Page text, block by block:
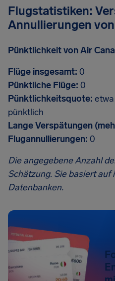
Flugstatistiken:
Annullierungen
Pünktlichkeit von Air
Flüge insgesamt: 0
Pünktliche Flüge: 0
Pünktlichkeitsquote:
pünktlich
Lange Verspätungen
Flugannullierungen: 0
Die angegebene Anzahl
Schätzung. Sie basiert
Datenbanken.